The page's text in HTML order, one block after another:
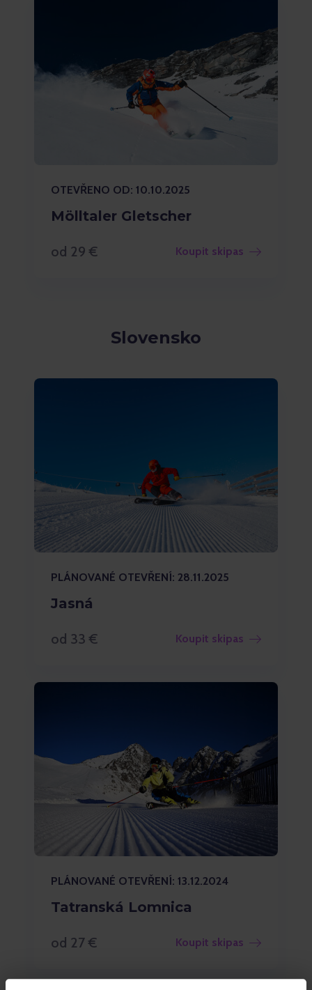
OTEVŘENO OD: 10.10.2025
Mölltaler Gletscher
od 29 € Koupit skipas
Slovensko
PLÁNOVANÉ OTEVŘENÍ: 28.11.2025
Jasná
od 33 € Koupit skipas
PLÁNOVANÉ OTEVŘENÍ: 13.12.2024
Tatranská Lomnica
od 27 € Koupit skipas